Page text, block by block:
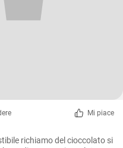
Mi piace
richiamo del cioccolato si